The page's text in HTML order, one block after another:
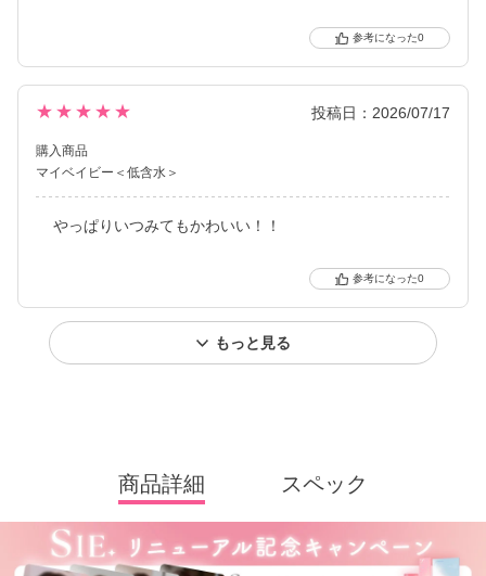
※ 軸固定技術を利用することでレンズの回転を抑え定位置で安定
させます。
0
★★★★★ 投稿日：2026/07/17
購入商品
マイベイビー＜低含水＞
やっぱりいつみてもかわいい！！
0
もっと見る
商品詳細 スペック